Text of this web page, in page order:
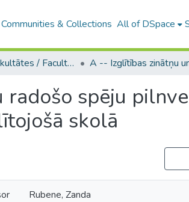
Communities & Collections All of DSpace
B4 – LU fakultātes / Faculties of the UL
radošo spēju
skolā
Rubene, Zanda